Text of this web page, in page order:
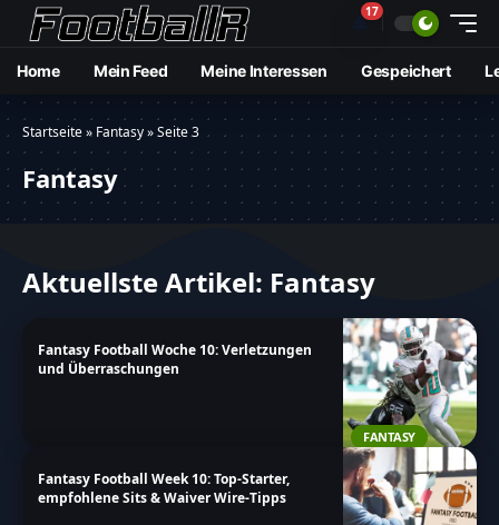
🔔17
Home Mein Feed Meine Interessen Gespeichert
Startseite» Fantasy»Seite 3
Fantasy
Aktuellste Artikel: Fantasy
FANTASY
Fantasy Football Woche 10: Verletzungen
und Überraschungen
Fantasy Football Week 10: Top-Starter,
empfohlene Sits & Waiver Wire-Tipps